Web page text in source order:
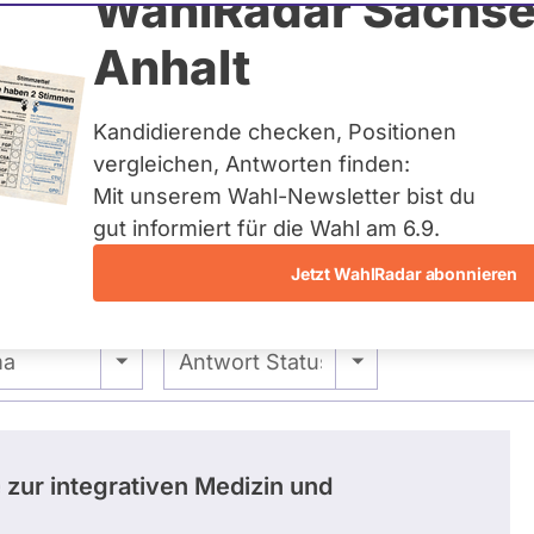
Anhalt
Kandidierende checken, Positionen
vergleichen, Antworten finden:
Mit unserem Wahl-Newsletter bist du
gut informiert für die Wahl am 6.9.
Jetzt WahlRadar abonnieren
und kein zukünftiges
auf Landes-, Bundes-
über eine
erfasst.
- Antwort Status
- Alle -
integrativen Medizin und